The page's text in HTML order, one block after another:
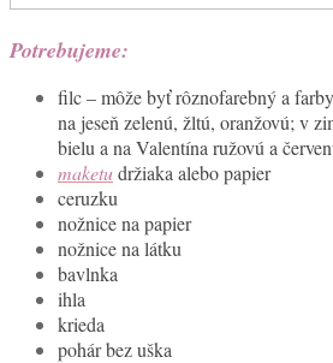
Potrebujeme:
filc – môže byť rôznofarebný a
na jeseň zelenú, žltú, oranžovú; v
bielu a na Valentína ružovú a
maketudržiaka alebo papier
ceruzku
nožnice na papier
nožnice na látku
bavlnka
ihla
krieda
pohár bez uška